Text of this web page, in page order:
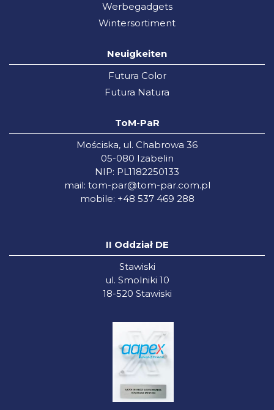
Werbegadgets
Wintersortiment
Neuigkeiten
Futura Color
Futura Natura
ToM-PaR
Mościska, ul. Chabrowa 36
05-080 Izabelin
NIP: PL1182250133
mail: tom-par@tom-par.com.pl
mobile: +48 537 469 288
II Oddział DE
Stawiski
ul. Smolniki 10
18-520 Stawiski